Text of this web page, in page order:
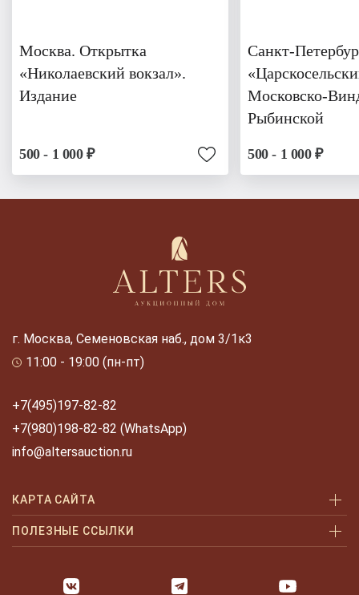
Москва. Открытка
«Николаевский вокзал».
Издание
500 - 1 000 ₽
Санкт-
Московско-
Рыбинской
500 - 1 000 ₽
г. Москва, Семеновская наб., дом 3/1к3
11:00 - 19:00 (пн-пт)
+7(495)197-82-82
+7(980)198-82-82 (WhatsApp)
info@altersauction.ru
КАРТА САЙТА
Аукционы
Как продать
ПОЛЕЗНЫЕ ССЫЛКИ